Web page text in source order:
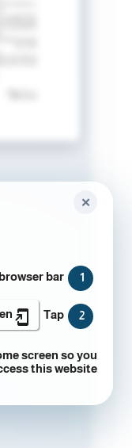
1
bar.
2
Tap
screen so you
this website.
✕